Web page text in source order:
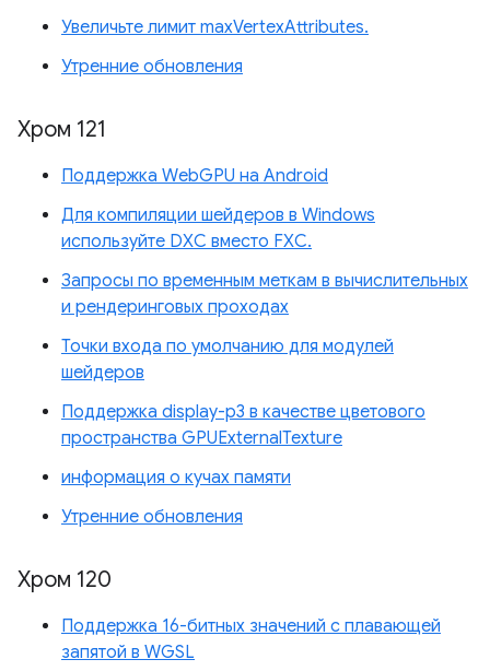
Увеличьте лимит maxVertexAttributes.
Утренние обновления
Хром 121
Поддержка WebGPU на Android
Для компиляции шейдеров в Windows
используйте DXC вместо FXC.
Запросы по временным меткам в вычислительных
и рендеринговых проходах
Точки входа по умолчанию для модулей
шейдеров
Поддержка display-p3 в качестве цветового
пространства GPUExternalTexture
информация о кучах памяти
Утренние обновления
Хром 120
Поддержка 16-битных значений с плавающей
запятой в WGSL